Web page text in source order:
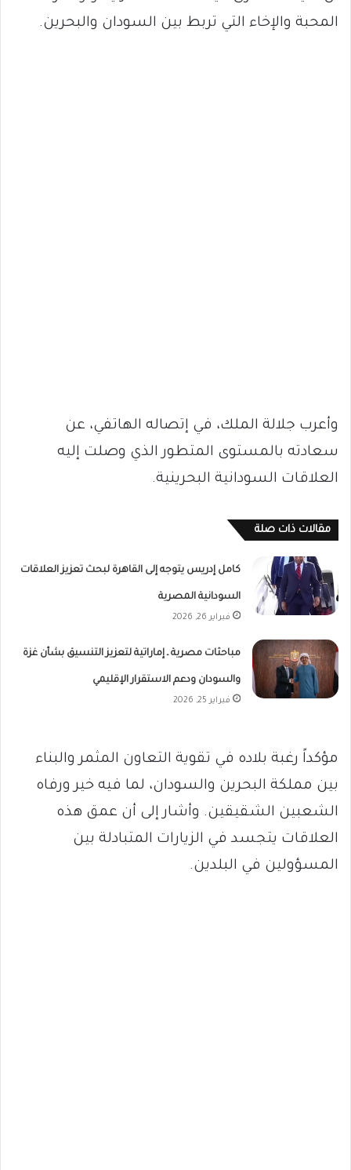
المحبة والإخاء التي تربط بين السودان والبحرين.
وأعرب جلالة الملك، في إتصاله الهاتفي، عن
سعادته بالمستوى المتطور الذي وصلت إليه
العلاقات السودانية البحرينية.
مقالات ذات صلة
كامل إدريس يتوجه إلى القاهرة لبحث تعزيز العلاقات
السودانية المصرية
فبراير 26, 2026
مباحثات مصرية ـ إماراتية لتعزيز التنسيق بشأن غزة
والسودان ودعم الاستقرار الإقليمي
فبراير 25, 2026
مؤكداً رغبة بلاده في تقوية التعاون المثمر والبناء
بين مملكة البحرين والسودان، لما فيه خير ورفاه
الشعبين الشقيقين. وأشار إلى أن عمق هذه
العلاقات يتجسد في الزيارات المتبادلة بين
المسؤولين في البلدين.